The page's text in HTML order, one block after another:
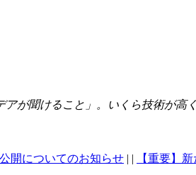
が聞けること」。いくら技術が
開についてのお知らせ | | 【重要】